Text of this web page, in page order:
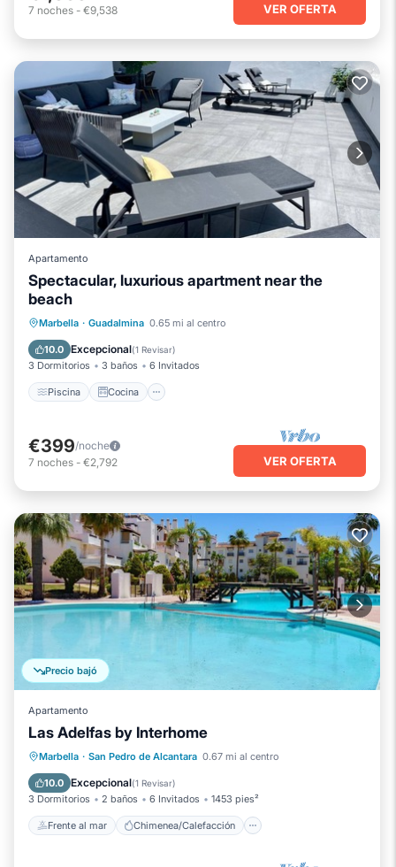
7 noches - €9,538 VER OFERTA
Apartamento
Spectacular, luxurious apartment near the
beach
Marbella · Guadalmina 0.65 mi al centro
10.0 Excepcional(1 Revisar)
3 Dormitorios 3 baños 6 Invitados
Piscina Cocina
Piscina Cocina
Aire acondicionado
Internet
€399/noche
7 noches - €2,792 VER OFERTA
Precio bajó
Apartamento
Las Adelfas by Interhome
Marbella · San Pedro de Alcantara 0.67 mi al centro
10.0 Excepcional(1 Revisar)
3 Dormitorios 2 baños 6 Invitados 1453 pies²
Frente al mar Chimenea/Calefacción
Frente al mar
Chimenea/Calefacción
Piscina
Vista al mar